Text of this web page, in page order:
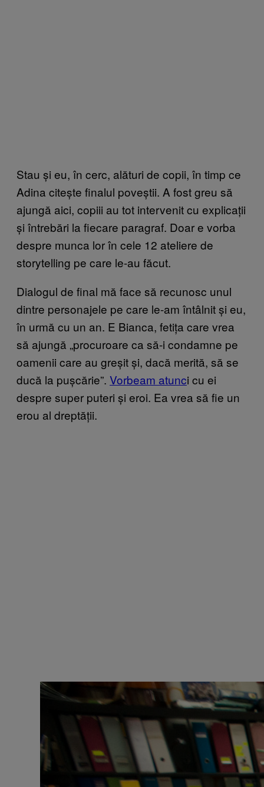
Stau și eu, în cerc, alături de copii, în timp ce
Adina citește finalul poveștii. A fost greu să
ajungă aici, copiii au tot intervenit cu explicații
și întrebări la fiecare paragraf. Doar e vorba
despre munca lor în cele 12 ateliere de
storytelling pe care le-au făcut.
Dialogul de final mă face să recunosc unul
dintre personajele pe care le-am întâlnit și eu,
în urmă cu un an. E Bianca, fetița care vrea
să ajungă „procuroare ca să-i condamne pe
oamenii care au greșit și, dacă merită, să se
ducă la pușcărie”. Vorbeam atunci cu ei
despre super puteri și eroi. Ea vrea să fie un
erou al dreptății.